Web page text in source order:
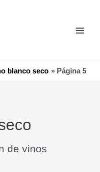
blanco seco Página 5
de vinos